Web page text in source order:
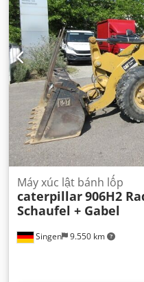
Singen 9.550 km
Máy xúc lật bánh lốp
caterpillar906H2
Schaufel + Gabel